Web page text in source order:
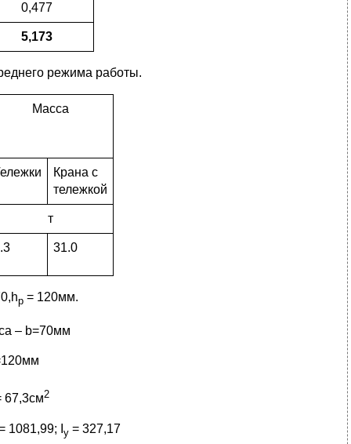
0,477
5,173
режима работы.
Масса
Крана с
тележкой
т
31.0
p = 120мм.
– b=70мм
67,3см2
1081,99; I y = 327,17